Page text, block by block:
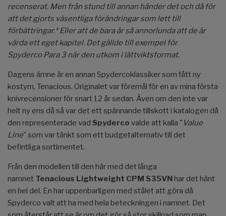
recenserat. Men från stund till annan händer det och då för
att det gjorts väsentliga förändringar som lett till
förbättringar.* Eller att de bara är så annorlunda att de är
värda ett eget kapitel. Det gällde till exempel för
Spyderco Para 3 när den utkom i lättviktsformat.
Dagens ämne är en annan Spydercoklassiker som fått ny
kostym, Tenacious. Originalet var föremål för en av mina första
knivrecensioner för snart 12 år sedan. Även om den inte var
helt ny ens då så var det ett spännande tillskott i katalogen då
den representerade vad Spyderco valde att kalla " Value
Line" som var tänkt som ett budgetalternativ till det
befintliga sortimentet.
Från den modellen till den här med det långa
namnet Tenacious Lightweight CPM S35VN har det hänt
en hel del. En har uppenbarligen med stålet att göra då
Spyderco valt att ha med hela beteckningen i namnet. Det